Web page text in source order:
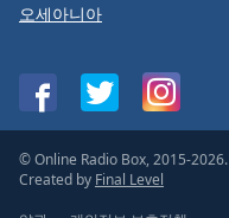
오세아니아
© Online Radio Box, 2015-2026.
Created by Final Level